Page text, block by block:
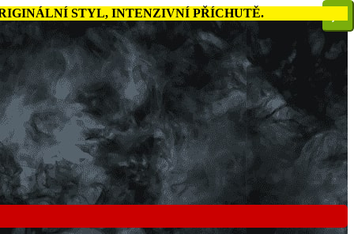
STYL, INTENZIVNÍ PŘÍCHUTĚ.